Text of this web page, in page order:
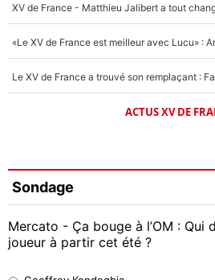
ACTUS XV DE
Sondage
Mercato - Ça bouge à l’OM : Qui
joueur à partir cet été ?